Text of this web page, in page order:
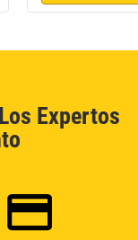
Expertos